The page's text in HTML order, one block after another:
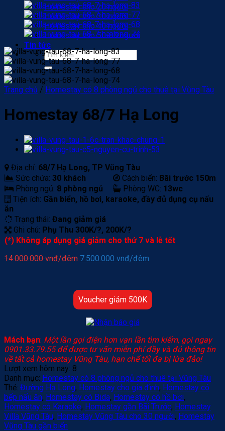
Homestay cho 20 người
Homestay cho 30 người
Homestay cho 40 người
Homestay cho 50-80 người
Tin tức
Tìm
kiếm:
Trang chủ / Homestay có 8 phòng ngủ cho thuê tại Vũng Tàu
Homestay 68/7 Hạ Long
Địa chỉ: 68/7 Hạ Long, TP Vũng Tàu
Sức chứa: 30 khách Cách biển: Bãi trước 150m
Phòng ngủ: 8 phòng ngủ Phòng WC: 13wc
Tiện ích: Gần biển, hồ bơi, karaoke, đầy đủ dụng cụ nấu
ăn
Trạng thái: Đang giảm giá
Ghi chú: Phụ Thu 300K/?, 200K/?
(*) Không áp dụng giá giảm cho thứ 7 và lễ tết
14.000.000vnđ/đêm Giá
đêm.
7.500.000 vnđ/đêm
7.500.000 vnđ/
đêm.
Voucher giảm 500K
Mách bạn: Một lần gọi điện hơn vạn lần tìm kiếm, gọi ngay
0901.33.79.55 để được tư vấn miễn phí đầy và đủ thông tin
về tất cả homestay Vũng Tàu, hạn chế tối đa bị lừa đảo!
Lượt xem hôm nay: 8
Danh mục: Homestay có 8 phòng ngủ cho thuê tại Vũng Tàu
Thẻ: Đường Hạ Long, Homestay cho gia đình, Homestay có
bếp nấu ăn, Homestay có Bida, Homestay có hồ bơi,
Homestay có Karaoke, Homestay gần Bãi Trước, Homestay
Villa Vũng Tàu, Homestay Vũng Tàu cho 30 người, Homestay
Vũng Tàu gần biển